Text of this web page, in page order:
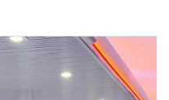
trời.